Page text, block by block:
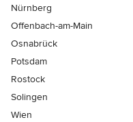
Nürnberg
Offenbach-am-Main
Osnabrück
Potsdam
Rostock
Solingen
Wien